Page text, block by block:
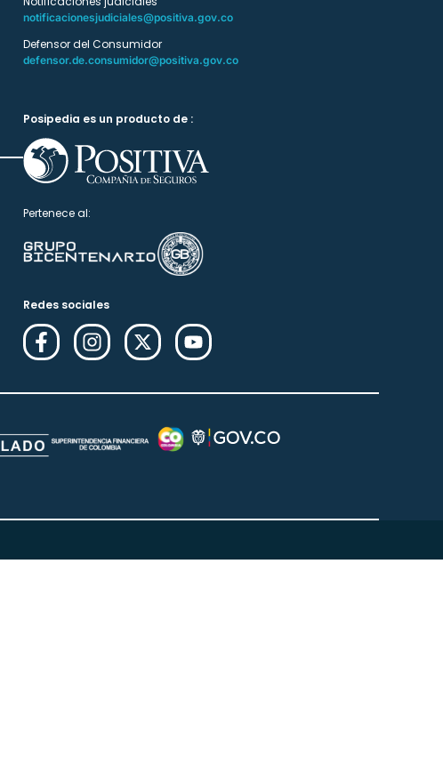
notificacionesjudiciales@positiva.gov.co
Defensor del Consumidor
defensor.de.consumidor@positiva.gov.co
Posipedia es un producto de :
Pertenece al:
Redes sociales